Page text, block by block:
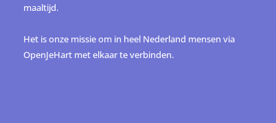
maaltijd.
Het is onze missie om in heel Nederland mensen via
OpenJeHart met elkaar te verbinden.